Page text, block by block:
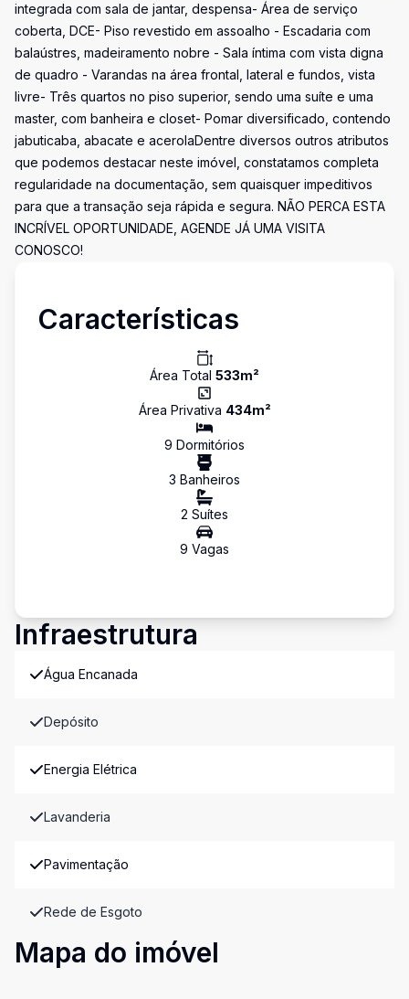
integrada com sala de jantar, despensa- Área de serviço
coberta, DCE- Piso revestido em assoalho - Escadaria com
balaústres, madeiramento nobre - Sala íntima com vista digna
de quadro - Varandas na área frontal, lateral e fundos, vista
livre- Três quartos no piso superior, sendo uma suíte e uma
master, com banheira e closet- Pomar diversificado, contendo
jabuticaba, abacate e acerolaDentre diversos outros atributos
que podemos destacar neste imóvel, constatamos completa
regularidade na documentação, sem quaisquer impeditivos
para que a transação seja rápida e segura. NÃO PERCA ESTA
INCRÍVEL OPORTUNIDADE, AGENDE JÁ UMA VISITA
CONOSCO!
Características
Área Total 533m²
Área Privativa 434m²
9 Dormitórios
3 Banheiros
2 Suítes
9 Vagas
Infraestrutura
Água Encanada
Depósito
Energia Elétrica
Lavanderia
Pavimentação
Rede de Esgoto
Mapa do imóvel